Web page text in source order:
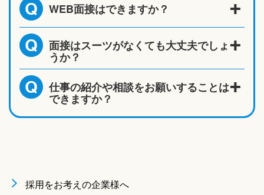
Q WEB面接はできますか？
Q 面接はスーツがなくても大丈夫でしょ
うか？
Q 仕事の紹介や相談をお願いすることは
できますか？
採用をお考えの企業様へ